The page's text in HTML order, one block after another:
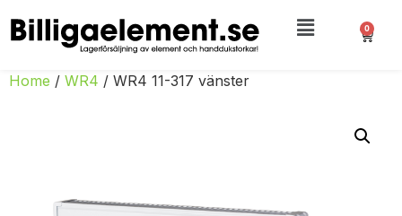
0
Home / WR4 / WR4 11-317 vänster